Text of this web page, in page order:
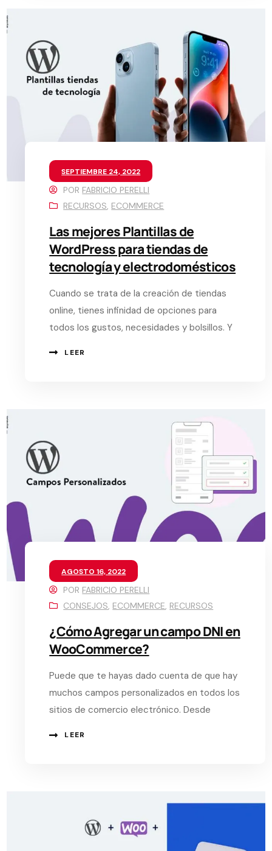
SEPTIEMBRE 24, 2022
POR FABRICIO PERELLI
RECURSOS ECOMMERCE
Las mejores Plantillas de
WordPress para tiendas de
tecnología y electrodomésticos
Cuando se trata de la creación de tiendas
online, tienes infinidad de opciones para
todos los gustos, necesidades y bolsillos. Y
LEER
AGOSTO 16, 2022
POR FABRICIO PERELLI
CONSEJOS, ECOMMERCE, RECURSOS
¿Cómo Agregar un campo DNI en
WooCommerce?
Puede que te hayas dado cuenta de que hay
muchos campos personalizados en todos los
sitios de comercio electrónico. Desde
LEER